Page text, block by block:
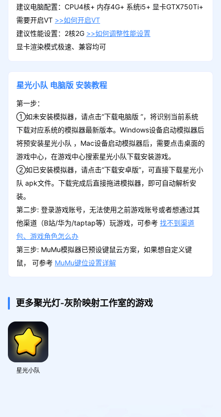
建议电脑配置：CPU4核+ 内存4G+ 系统i5+ 显卡GTX750Ti+
需要开启VT >>如何开启VT
建议性能设置：2核2G >>如何调整性能设置
显卡渲染模式极速、兼容均可
星光小队 电脑版 安装教程
第一步：
①如未安装模拟器，请点击“下载电脑版 ”，将识别当前系统
下载对应系统的模拟器最新版本。Windows设备启动模拟器后
将预安装星光小队 ，Mac设备启动模拟器后，需要点击桌面的
游戏中心，在游戏中心搜索星光小队下载安装游戏。
②如已安装模拟器，请点击“下载安卓版”，可直接下载星光小
队 apk文件。下载完成后直接拖进模拟器，即可自动解析安
装。
第二步: 登录游戏账号，无法使用之前游戏账号或者想通过其
他渠道（B站/华为/taptap等）玩游戏，可参考 找不到渠道
包、游戏角色怎么办
第三步: MuMu模拟器已预设键鼠云方案，如果想自定义键
鼠， 可参考 MuMu键位设置详解
更多聚光灯-灰阶映射工作室的游戏
星光小队